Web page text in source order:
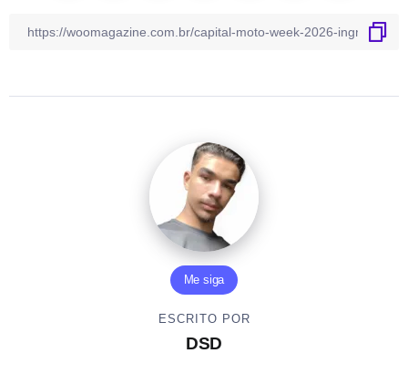
Me siga
ESCRITO POR
DSD